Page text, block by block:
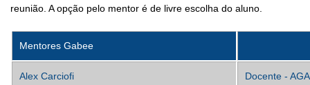
reunião. A opção pelo mentor é de livre escolha do aluno.
Mentores Gabee
Alex Carciofi Docente - AGA